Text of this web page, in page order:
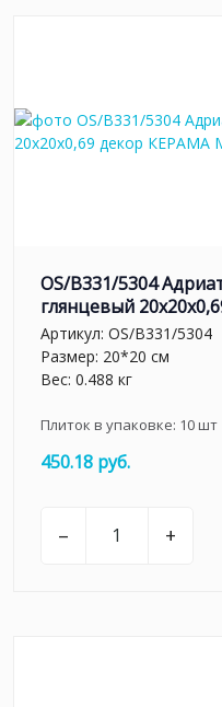
OS/B331/5304
глянцевый
Артикул: OS/B331/5304
Размер: 20*20 см
Вес: 0.488 кг
Плиток в упаковке: 10шт
450.18 руб.
– +